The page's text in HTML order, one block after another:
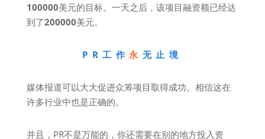
100000美元的目标。一天之后，该项目融资额已经达
到了200000美元。
PR工作永 无止境
媒体报道可以大大促进众筹项目取得成功。相信这在
许多行业中也是正确的。
并且，PR不是万能的，你还需要在别的地方投入资